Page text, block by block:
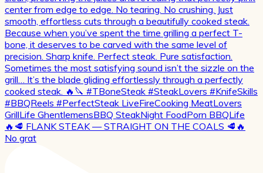
🔥🥩 FLANK STEAK — STRAIGHT ON THE COALS 🥩🔥
No grat